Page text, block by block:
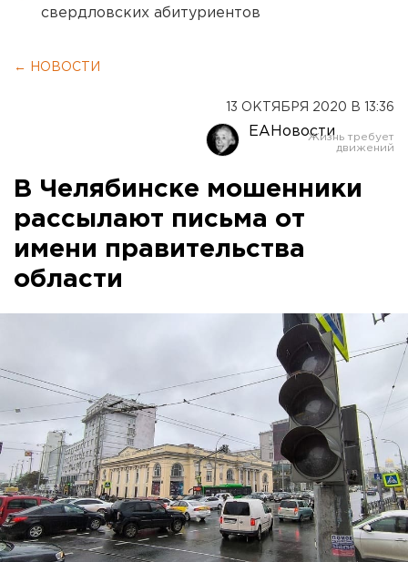
свердловских абитуриентов
← НОВОСТИ
13 ОКТЯБРЯ 2020 В 13:36
ЕАНовости
В Челябинске мошенники
рассылают письма от
имени правительства
области